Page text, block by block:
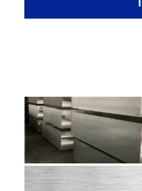
có thể tạo ra
Tăng độ dẻo:
dẻo của
uốn, dát
Điều này đặc